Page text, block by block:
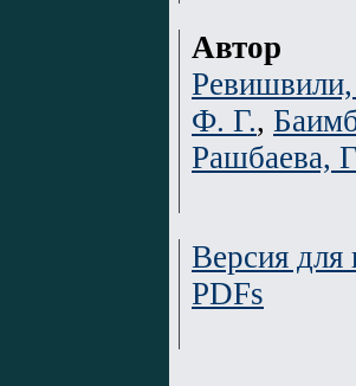
Автор
Ф. Г.,
Рашбаева,
Версия для
PDFs